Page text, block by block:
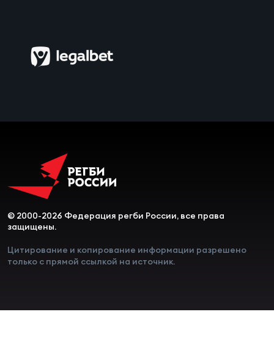
© 2000-2026 Федерация регби России, все права
защищены.
Цитирование и копирование информации разрешено
только с прямой ссылкой на источник.